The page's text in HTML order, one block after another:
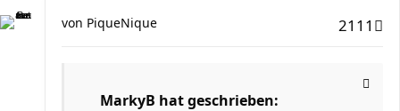
2111
von PiqueNique
MarkyB hat geschrieben: